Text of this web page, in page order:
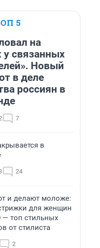
5
на
у связанных
Новый
в деле
россиян в
7
в
24
и делают моложе:
для женщин
— топ стильных
от стилиста
2